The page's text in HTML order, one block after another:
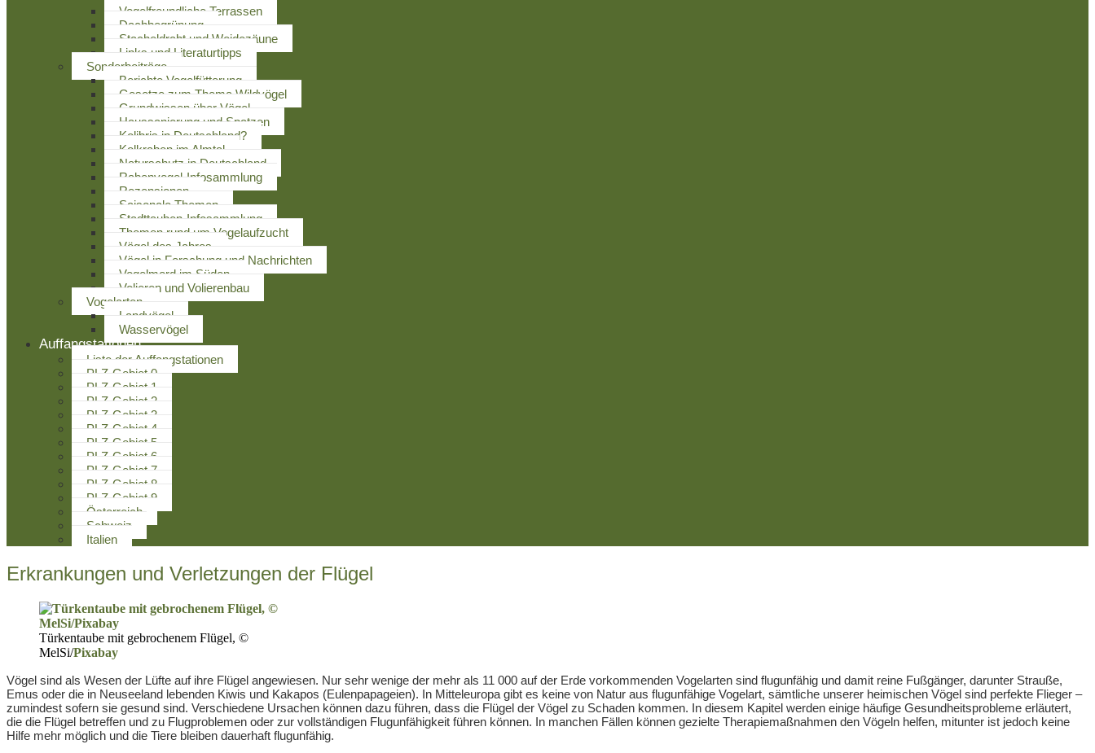
Vogelfreundliche Terrassen
Dachbegrünung
Stacheldraht und Weidezäune
Links und Literaturtipps
Sonderbeiträge
Berichte Vogelfütterung
Gesetze zum Thema Wildvögel
Grundwissen über Vögel
Haussanierung und Spatzen
Kolibris in Deutschland?
Kolkraben im Almtal
Naturschutz in Deutschland
Rabenvogel-Infosammlung
Rezensionen
Saisonale Themen
Stadttauben-Infosammlung
Themen rund um Vogelaufzucht
Vögel des Jahres
Vögel in Forschung und Nachrichten
Vogelmord im Süden
Volieren und Volierenbau
Vogelarten
Landvögel
Wasservögel
Auffangstationen
Liste der Auffangstationen
PLZ-Gebiet 0
PLZ-Gebiet 1
PLZ-Gebiet 2
PLZ-Gebiet 3
PLZ-Gebiet 4
PLZ-Gebiet 5
PLZ-Gebiet 6
PLZ-Gebiet 7
PLZ-Gebiet 8
PLZ-Gebiet 9
Österreich
Schweiz
Italien
Erkrankungen und Verletzungen der Flügel
Türkentaube mit gebrochenem Flügel, ©
MelSi/Pixabay
Vögel sind als Wesen der Lüfte auf ihre Flügel angewiesen. Nur sehr wenige der mehr als 11 000 auf der Erde vorkommenden Vogelarten sind flugunfähig und damit reine Fußgänger, darunter Strauße,
Emus oder die in Neuseeland lebenden Kiwis und Kakapos (Eulenpapageien). In Mitteleuropa gibt es keine von Natur aus flugunfähige Vogelart, sämtliche unserer heimischen Vögel sind perfekte Flieger –
zumindest sofern sie gesund sind. Verschiedene Ursachen können dazu führen, dass die Flügel der Vögel zu Schaden kommen. In diesem Kapitel werden einige häufige Gesundheitsprobleme erläutert,
die die Flügel betreffen und zu Flugproblemen oder zur vollständigen Flugunfähigkeit führen können. In manchen Fällen können gezielte Therapiemaßnahmen den Vögeln helfen, mitunter ist jedoch keine
Hilfe mehr möglich und die Tiere bleiben dauerhaft flugunfähig.